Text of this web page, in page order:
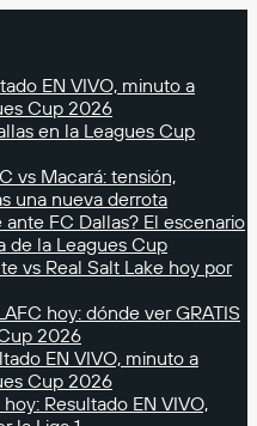
EN VIVO, minuto a
Cup 2026
en la Leagues Cup
vs Macará: tensión,
una nueva derrota
FC Dallas? El escenario
de la Leagues Cup
vs Real Salt Lake hoy por
hoy: dónde ver GRATIS
2026
EN VIVO, minuto a
Cup 2026
Resultado EN VIVO,